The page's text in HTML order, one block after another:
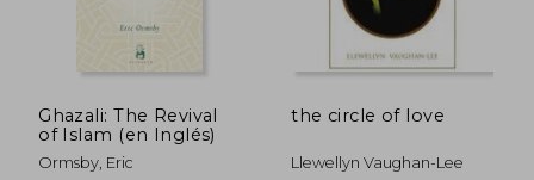
Ghazali: The Revival
of Islam (en Inglés)
Ormsby, Eric
the circle of love
Llewellyn Vaughan-Lee